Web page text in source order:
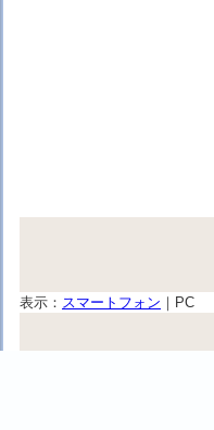
表示： スマートフォン ｜ PC